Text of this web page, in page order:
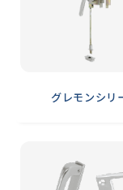
グレモンシリ